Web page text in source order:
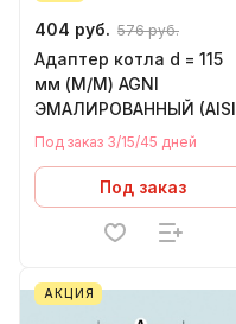
404 руб. 576 руб.
Адаптер котла d = 115
мм (М/М) AGNI
ЭМАЛИРОВАННЫЙ (AISI
430 - нержавейка)
Под заказ 3/15/45 дней
Под заказ
АКЦИЯ